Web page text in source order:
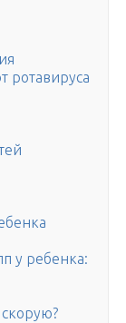
ротавируса
у ребенка: